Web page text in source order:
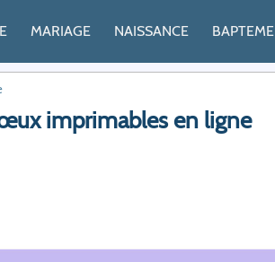
MARIAGE NAISSANCE BAPTEME
imprimables en ligne